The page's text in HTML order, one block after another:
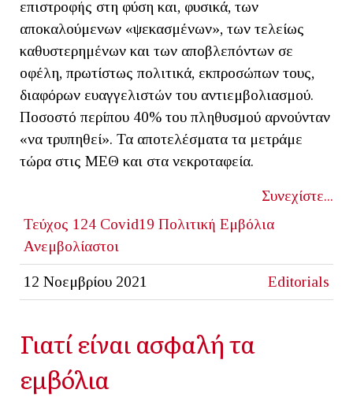
επιστροφής στη φύση και, φυσικά, των
αποκαλούμενων «ψεκασμένων», των τελείως
καθυστερημένων και των αποβλεπόντων σε
οφέλη, πρωτίστως πολιτικά, εκπροσώπων τους,
διαφόρων ευαγγελιστών του αντιεμβολιασμού.
Ποσοστό περίπου 40% του πληθυσμού αρνούνταν
«να τρυπηθεί». Τα αποτελέσματα τα μετράμε
τώρα στις ΜΕΘ και στα νεκροταφεία.
Συνεχίστε...
Τεύχος 124 Covid19 Πολιτική Εμβόλια
Ανεμβολίαστοι
12 Νοεμβρίου 2021 Editorials
Γιατί είναι ασφαλή τα
εμβόλια